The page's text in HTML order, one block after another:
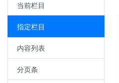
当前栏目
指定栏目
内容列表
分页条